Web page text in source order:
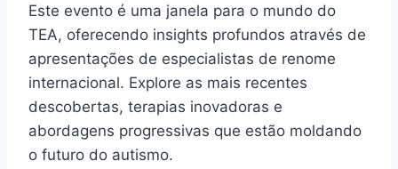
Este evento é uma janela para o mundo do
TEA, oferecendo insights profundos através de
apresentações de especialistas de renome
internacional. Explore as mais recentes
descobertas, terapias inovadoras e
abordagens progressivas que estão moldando
o futuro do autismo.